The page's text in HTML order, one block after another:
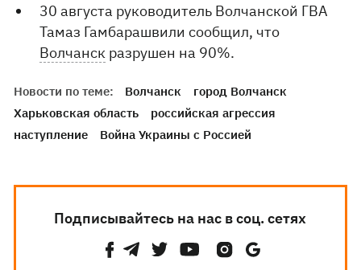
30 августа руководитель Волчанской ГВА
Тамаз Гамбарашвили сообщил, что
Волчанск разрушен на 90%.
Новости по теме: Волчанск
город Волчанск
Харьковская область
российская агрессия
наступление
Война Украины с Россией
Подписывайтесь на нас в соц. сетях